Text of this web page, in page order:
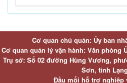
Cơ quan chủ quản: Ủy ban
Cơ quan quản lý vận hành: Văn phòng
Trụ sở: Số 02 đường Hùng Vương,
Sơn, tỉnh
Đầu mối hỗ trợ nghiệp